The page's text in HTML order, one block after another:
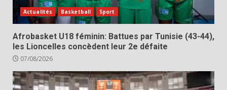
Actualités Basketball Sport
Afrobasket U18 féminin: Battues par Tunisie (43-44),
les Lioncelles concèdent leur 2e défaite
07/08/2026